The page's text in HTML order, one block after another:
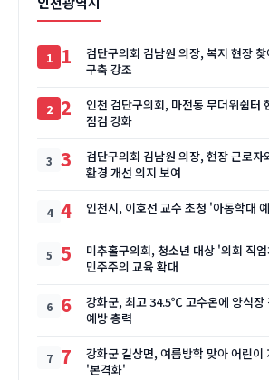
1
검단구의회 김남원 의장, 복지 현장
구축 강조
2
인천 검단구의회, 마전동 무더위쉼터
점검 강화
3
검단구의회 김남원 의장, 현장 근로
환경 개선 의지 보여
4 인천시, 이호선 교수 초청 '아동학대
5
미추홀구의회, 청소년 대상 '의회 직
민주주의 교육 확대
6
강화군, 최고 34.5℃ 고수온에 양식
예방 총력
7
강화군 길상면, 여름방학 맞아 어린이
'본격화'